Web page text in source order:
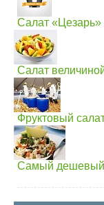
Салат «Цезарь»
Салат
Фруктовый
Самый дешевый